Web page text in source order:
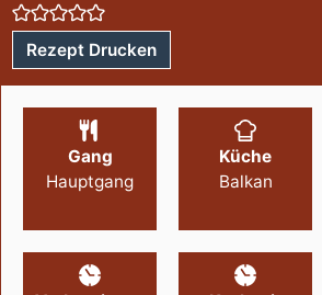
Rezept Drucken
Gang
Hauptgang
Küche
Balkan